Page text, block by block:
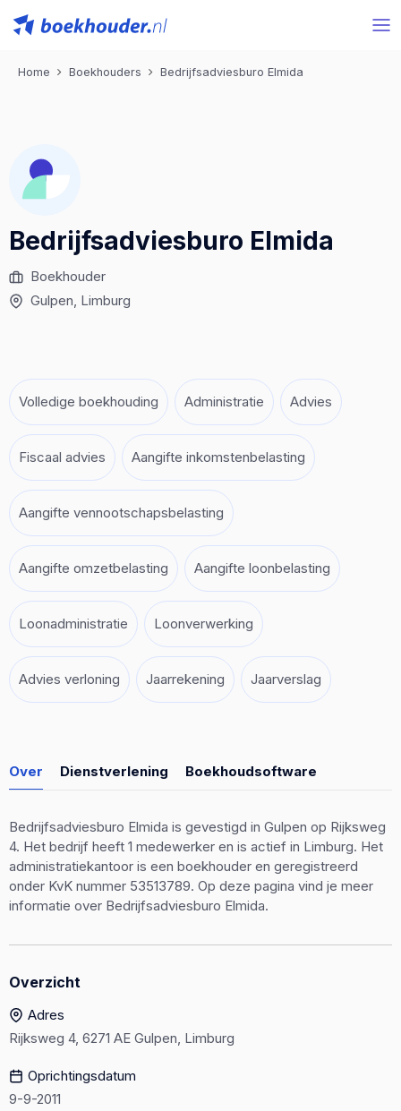
Home Boekhouders Bedrijfsadviesburo Elmida
Bedrijfsadviesburo Elmida
Boekhouder
Gulpen, Limburg
Volledige boekhouding Administratie Advies
Fiscaal advies Aangifte inkomstenbelasting
Aangifte vennootschapsbelasting
Aangifte omzetbelasting Aangifte loonbelasting
Loonadministratie Loonverwerking
Advies verloning Jaarrekening Jaarverslag
Over Dienstverlening Boekhoudsoftware
Bedrijfsadviesburo Elmida is gevestigd in Gulpen op Rijksweg
4. Het bedrijf heeft 1 medewerker en is actief in Limburg. Het
administratiekantoor is een boekhouder en geregistreerd
onder KvK nummer 53513789. Op deze pagina vind je meer
informatie over Bedrijfsadviesburo Elmida.
Overzicht
Adres
Rijksweg 4, 6271 AE Gulpen, Limburg
Oprichtingsdatum
9-9-2011